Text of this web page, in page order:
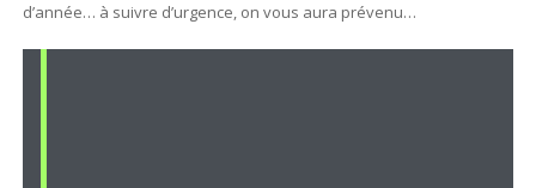
d’année… à suivre d’urgence, on vous aura prévenu…